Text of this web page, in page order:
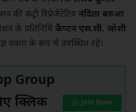
की कंट्री रिप्रेजेंटेटिव नंदिता बरुआ
के प्रतिनिधि कैप्टन एस.सी. जोशी
वक्ता के रूप में उपस्थित रहे।
Group
क्लिक
Join Now